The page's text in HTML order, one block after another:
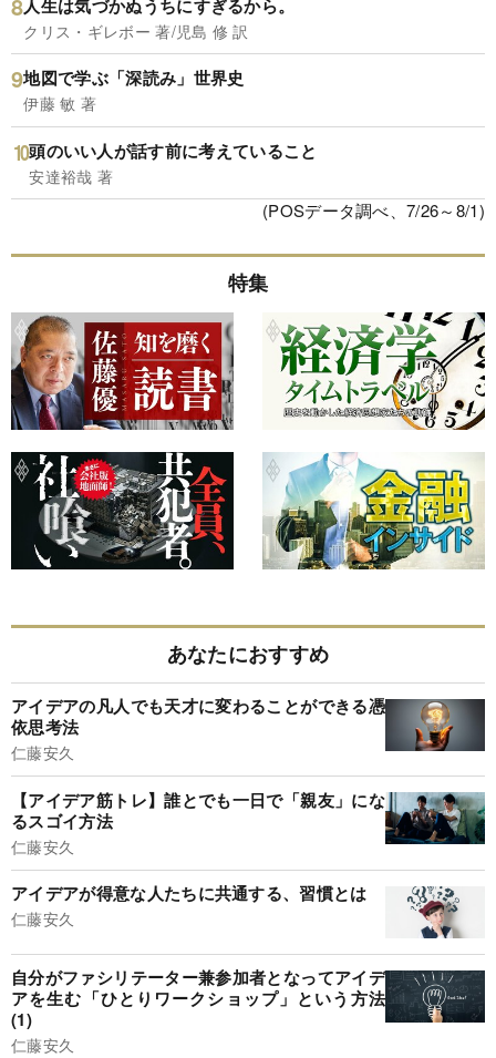
人生は気づかぬうちにすぎるから。
クリス・ギレボー 著/児島 修 訳
地図で学ぶ「深読み」世界史
伊藤 敏 著
頭のいい人が話す前に考えていること
安達裕哉 著
(POSデータ調べ、7/26～8/1)
特集
あなたにおすすめ
アイデアの凡人でも天才に変わることができる憑
依思考法
仁藤安久
【アイデア筋トレ】誰とでも一日で「親友」にな
るスゴイ方法
仁藤安久
アイデアが得意な人たちに共通する、習慣とは
仁藤安久
自分がファシリテーター兼参加者となってアイデ
アを生む「ひとりワークショップ」という方法
(1)
仁藤安久